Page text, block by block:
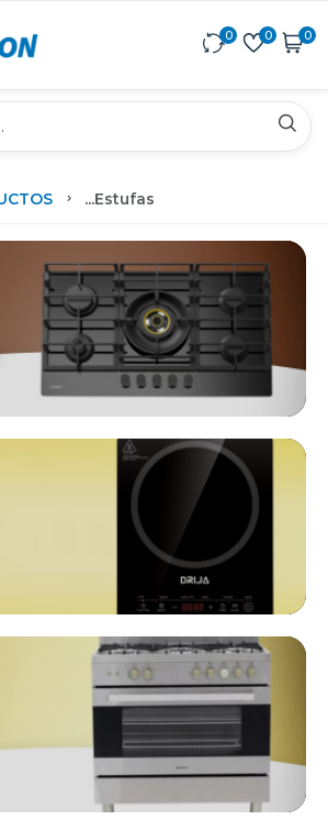
0 0 0
...Estufas